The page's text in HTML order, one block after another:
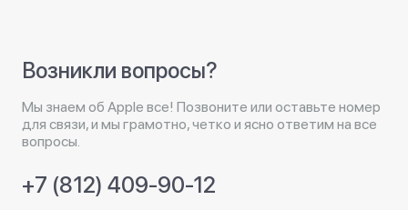
Возникли вопросы?
Мы знаем об Apple все! Позвоните или оставьте номер
для связи, и мы грамотно, четко и ясно ответим на все
вопросы.
+7 (812) 409-90-12